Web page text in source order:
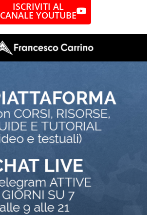
ISCRIVITI AL
CANALE YOUTUBE